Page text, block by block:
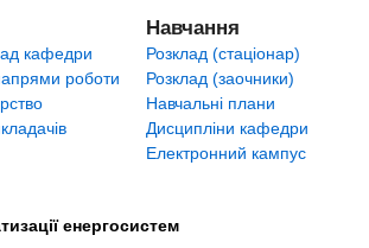
кафедри
роботи
Навчання
Розклад (стаціонар)
Розклад (заочники)
Навчальні плани
Дисципліни кафедри
Електронний кампус
енергосистем